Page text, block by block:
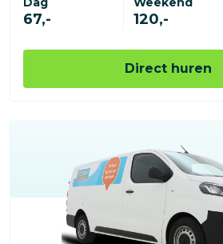
67,- 120,-
Direct huren